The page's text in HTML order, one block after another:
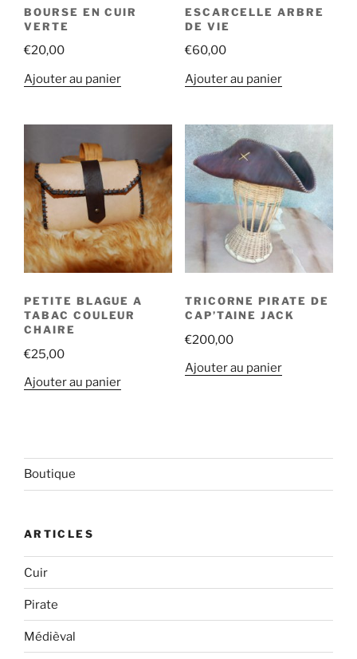
BOURSE EN CUIR
VERTE
€20,00
Ajouter au panier
ESCARCELLE ARBRE
DE VIE
€60,00
Ajouter au panier
PETITE BLAGUE A
TABAC COULEUR
CHAIRE
€25,00
Ajouter au panier
TRICORNE PIRATE DE
CAP’TAINE JACK
€200,00
Ajouter au panier
Boutique
ARTICLES
Cuir
Pirate
Médièval